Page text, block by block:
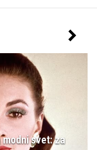
svet: za